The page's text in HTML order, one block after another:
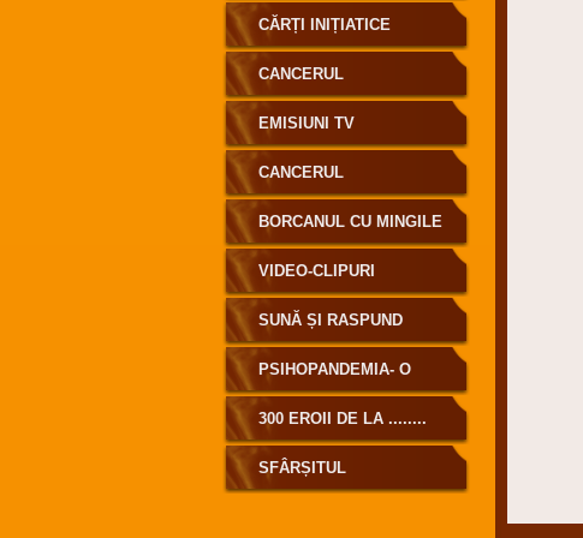
CĂRȚI INIȚIATICE
CANCERUL
EMISIUNI TV
CANCERUL
BORCANUL CU MINGILE
DE GOLF
VIDEO-CLIPURI
SUNĂ ȘI RASPUND
PSIHOPANDEMIA- O
MASCARADĂ MONDIALĂ
300 EROII DE LA ........
SFÂRȘITUL